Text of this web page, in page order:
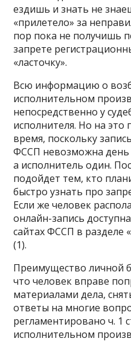
ездишь и знать не
«прилетело» за
пор пока не получишь
запрете
«ласточку».
Всю информацию о
исполнительном
непосредственно у
исполнителя. Но на это
время, поскольку
ФССП невозможна день
а исполнитель один.
подойдет тем, кто
быстро узнать про
Если же человек
онлайн-запись
сайтах ФССП в разделе
(1).
Преимущество личной
что человек вправе
материалами дела,
ответы на многие
регламентировано ч. 1
исполнительном